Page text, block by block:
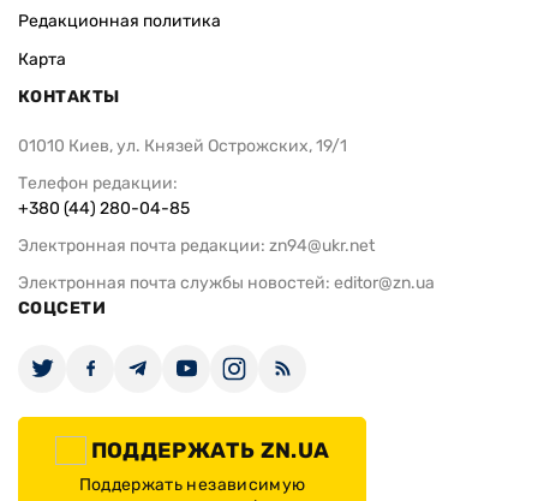
Редакционная политика
Карта
КОНТАКТЫ
01010 Киев, ул. Князей Острожских, 19/1
Телефон редакции:
+380 (44) 280-04-85
Электронная почта редакции: zn94@ukr.net
Электронная почта службы новостей: editor@zn.ua
СОЦСЕТИ
ПОДДЕРЖАТЬ ZN.UA
Поддержать независимую